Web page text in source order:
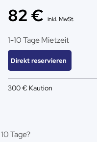
82 € inkl. MwSt.
1-10 Tage Mietzeit
Direkt reservieren
300 € Kaution
Tage?